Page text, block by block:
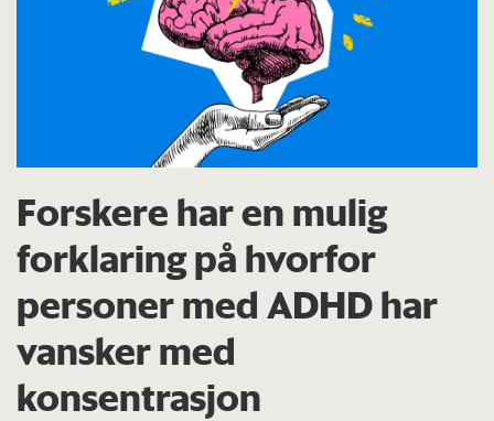
Forskere har en mulig
forklaring på hvorfor
personer med ADHD har
vansker med
konsentrasjon